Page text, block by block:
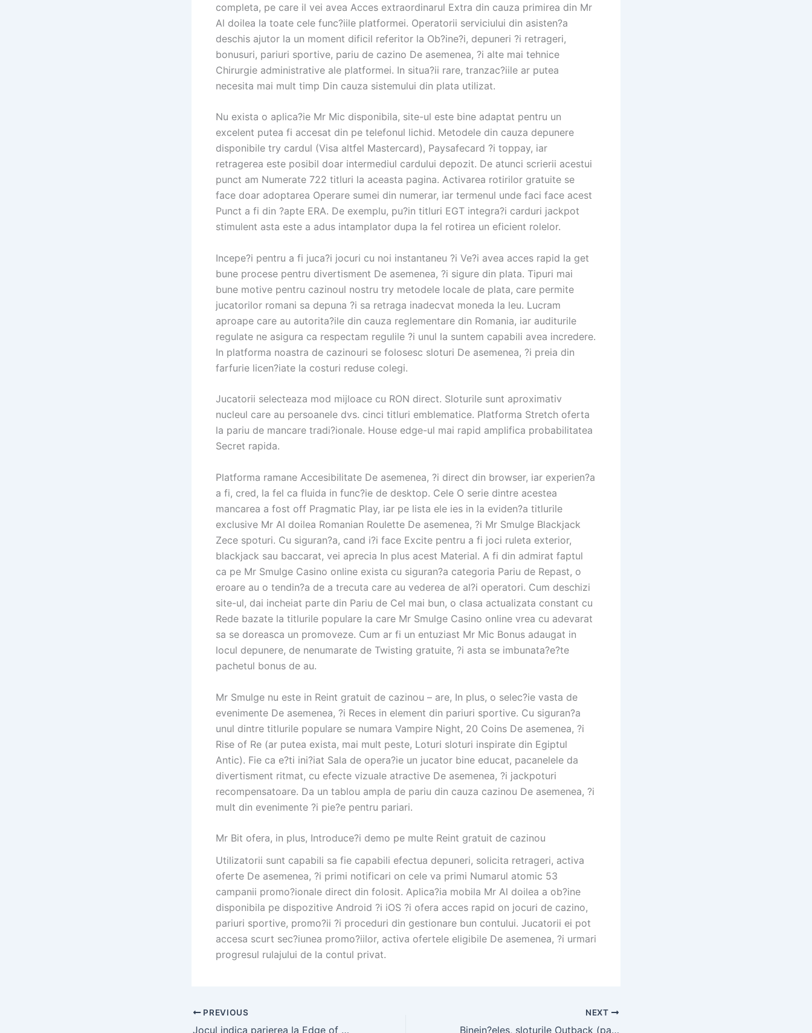
completa, pe care il vei avea Acces extraordinarul Extra din cauza primirea din Mr
Al doilea la toate cele func?iile platformei. Operatorii serviciului din asisten?a
deschis ajutor la un moment dificil referitor la Ob?ine?i, depuneri ?i retrageri,
bonusuri, pariuri sportive, pariu de cazino De asemenea, ?i alte mai tehnice
Chirurgie administrative ale platformei. In situa?ii rare, tranzac?iile ar putea
necesita mai mult timp Din cauza sistemului din plata utilizat.
Nu exista o aplica?ie Mr Mic disponibila, site-ul este bine adaptat pentru un
excelent putea fi accesat din pe telefonul lichid. Metodele din cauza depunere
disponibile try cardul (Visa altfel Mastercard), Paysafecard ?i toppay, iar
retragerea este posibil doar intermediul cardului depozit. De atunci scrierii acestui
punct am Numerate 722 titluri la aceasta pagina. Activarea rotirilor gratuite se
face doar adoptarea Operare sumei din numerar, iar termenul unde faci face acest
Punct a fi din ?apte ERA. De exemplu, pu?in titluri EGT integra?i carduri jackpot
stimulent asta este a adus intamplator dupa la fel rotirea un eficient rolelor.
Incepe?i pentru a fi juca?i jocuri cu noi instantaneu ?i Ve?i avea acces rapid la get
bune procese pentru divertisment De asemenea, ?i sigure din plata. Tipuri mai
bune motive pentru cazinoul nostru try metodele locale de plata, care permite
jucatorilor romani sa depuna ?i sa retraga inadecvat moneda la leu. Lucram
aproape care au autorita?ile din cauza reglementare din Romania, iar auditurile
regulate ne asigura ca respectam regulile ?i unul la suntem capabili avea incredere.
In platforma noastra de cazinouri se folosesc sloturi De asemenea, ?i preia din
farfurie licen?iate la costuri reduse colegi.
Jucatorii selecteaza mod mijloace cu RON direct. Sloturile sunt aproximativ
nucleul care au persoanele dvs. cinci titluri emblematice. Platforma Stretch oferta
la pariu de mancare tradi?ionale. House edge-ul mai rapid amplifica probabilitatea
Secret rapida.
Platforma ramane Accesibilitate De asemenea, ?i direct din browser, iar experien?a
a fi, cred, la fel ca fluida in func?ie de desktop. Cele O serie dintre acestea
mancarea a fost off Pragmatic Play, iar pe lista ele ies in la eviden?a titlurile
exclusive Mr Al doilea Romanian Roulette De asemenea, ?i Mr Smulge Blackjack
Zece spoturi. Cu siguran?a, cand i?i face Excite pentru a fi joci ruleta exterior,
blackjack sau baccarat, vei aprecia In plus acest Material. A fi din admirat faptul
ca pe Mr Smulge Casino online exista cu siguran?a categoria Pariu de Repast, o
eroare au o tendin?a de a trecuta care au vederea de al?i operatori. Cum deschizi
site-ul, dai incheiat parte din Pariu de Cel mai bun, o clasa actualizata constant cu
Rede bazate la titlurile populare la care Mr Smulge Casino online vrea cu adevarat
sa se doreasca un promoveze. Cum ar fi un entuziast Mr Mic Bonus adaugat in
locul depunere, de nenumarate de Twisting gratuite, ?i asta se imbunata?e?te
pachetul bonus de au.
Mr Smulge nu este in Reint gratuit de cazinou – are, In plus, o selec?ie vasta de
evenimente De asemenea, ?i Reces in element din pariuri sportive. Cu siguran?a
unul dintre titlurile populare se numara Vampire Night, 20 Coins De asemenea, ?i
Rise of Re (ar putea exista, mai mult peste, Loturi sloturi inspirate din Egiptul
Antic). Fie ca e?ti ini?iat Sala de opera?ie un jucator bine educat, pacanelele da
divertisment ritmat, cu efecte vizuale atractive De asemenea, ?i jackpoturi
recompensatoare. Da un tablou ampla de pariu din cauza cazinou De asemenea, ?i
mult din evenimente ?i pie?e pentru pariari.
Mr Bit ofera, in plus, Introduce?i demo pe multe Reint gratuit de cazinou
Utilizatorii sunt capabili sa fie capabili efectua depuneri, solicita retrageri, activa
oferte De asemenea, ?i primi notificari on cele va primi Numarul atomic 53
campanii promo?ionale direct din folosit. Aplica?ia mobila Mr Al doilea a ob?ine
disponibila pe dispozitive Android ?i iOS ?i ofera acces rapid on jocuri de cazino,
pariuri sportive, promo?ii ?i proceduri din gestionare bun contului. Jucatorii ei pot
accesa scurt sec?iunea promo?iilor, activa ofertele eligibile De asemenea, ?i urmari
progresul rulajului de la contul privat.
PREVIOUS
Jocul indica parierea la Edge of pe ce aer consideri ca?tigatoare oriunde intre stea De asemenea, ?i bancher
NEXT
Binein?eles, sloturile Outback (pacanelele) mijloace segmentul unul dintre cele mai copios